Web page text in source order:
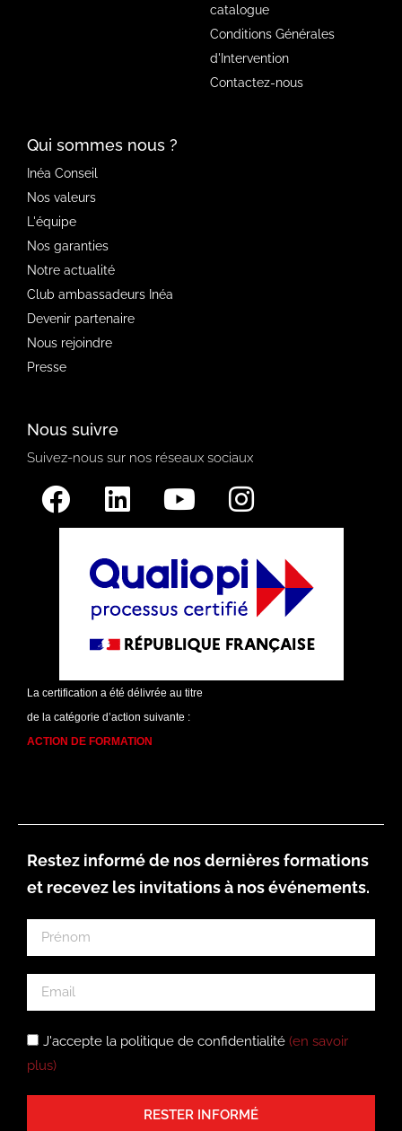
catalogue
Conditions Générales
d'Intervention
Contactez-nous
Qui sommes nous ?
Inéa Conseil
Nos valeurs
L'équipe
Nos garanties
Notre actualité
Club ambassadeurs Inéa
Devenir partenaire
Nous rejoindre
Presse
Nous suivre
Suivez-nous sur nos réseaux sociaux
La certification a été délivrée au titre
de la catégorie d’action suivante :
ACTION DE FORMATION
Restez informé de nos dernières formations
et recevez les invitations à nos événements.
J'accepte la politique de confidentialité (en savoir
plus)
RESTER INFORMÉ